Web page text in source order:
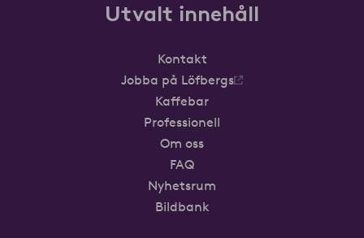
Utvalt innehåll
Kontakt
Jobba på Löfbergs
Kaffebar
Professionell
Om oss
FAQ
Nyhetsrum
Bildbank